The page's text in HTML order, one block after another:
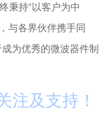
秉持“以客户为中
与各界伙伴携手同
为优秀的微波器件制
注及支持！